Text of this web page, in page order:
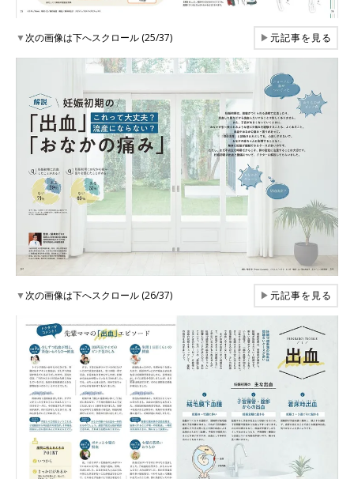
▼次の画像は下へスクロール (25/37) ▶元記事を見る
▼次の画像は下へスクロール (26/37) ▶元記事を見る